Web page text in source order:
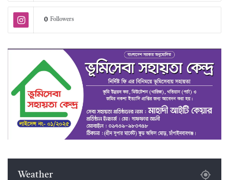
0 Followers
Weather